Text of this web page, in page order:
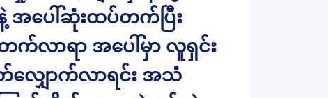
ပေါ်ဆုံးထပ်တက်ပြီး
လာရာ အပေါ်မှာ လူရှင်း
လျှောက်လာရင်း အသံ